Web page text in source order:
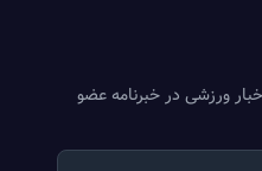
ورزشی در خبرنامه عضو